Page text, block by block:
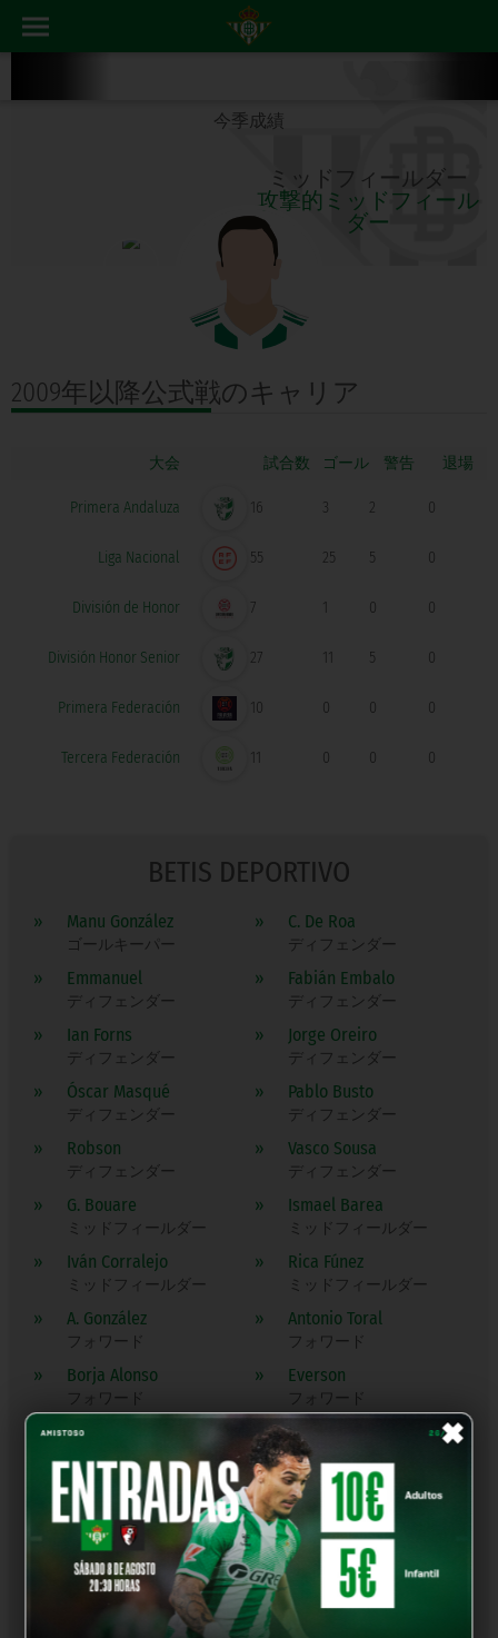
×
今季成績
ミッドフィールダー
攻撃的ミッドフィール
ダー
2009年以降公式戦のキャリア
大会 ゴール
Primera Andaluza 16 3 2 0
Liga Nacional 55 25 5 0
División de Honor 7 1 0 0
División Honor Senior 27 11 5 0
Primera Federación 10 0 0 0
Tercera Federación 11 0 0 0
BETIS DEPORTIVO
» Manu González
ゴールキーパー
» C. De Roa
ディフェンダー
» Emmanuel
ディフェンダー
» Fabián Embalo
ディフェンダー
» Ian Forns
ディフェンダー
» Jorge Oreiro
ディフェンダー
» Óscar Masqué
ディフェンダー
» Pablo Busto
ディフェンダー
» Robson
ディフェンダー
» Vasco Sousa
ディフェンダー
» G. Bouare
ミッドフィールダー
» Ismael Barea
ミッドフィールダー
» Iván Corralejo
ミッドフィールダー
» Rica Fúnez
ミッドフィールダー
» A. González
フォワード
» Antonio Toral
フォワード
» Borja Alonso
フォワード
» Everson
フォワード
» J. Fersura » J. Morante
フォワード
Jorge Luis
フォワード
» Kwame Sosu
フォワード
Rodrigo Marina
フォワード
» Rubén De Sá
フォワード